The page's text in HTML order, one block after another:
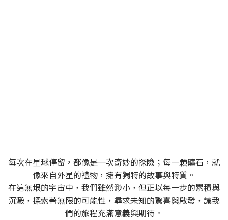
每次在星球停留，都像是一次奇妙的探險；每一顆礦石，就
像來自外星的禮物，擁有獨特的故事與特質。
在這無垠的宇宙中，我們雖然渺小，但正以每一步的累積與
沉澱，探索著無限的可能性，尋求未知的驚喜與啟發，讓我
們的旅程充滿意義與期待。